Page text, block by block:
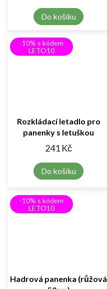
Do košíku
-10% s kódem
LETO10
Rozkládací letadlo pro
panenky s letuškou
241 Kč
Do košíku
-10% s kódem
LETO10
Hadrová panenka (růžová